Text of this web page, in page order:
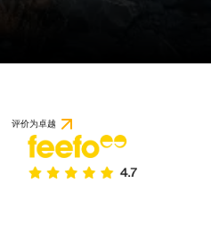
评价为卓越